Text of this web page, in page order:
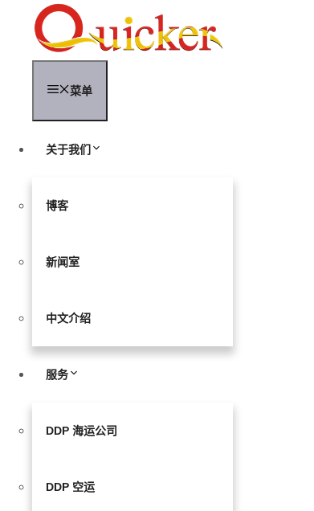
菜单
关于我们
博客
新闻室
中文介绍
服务
DDP 海运公司
DDP 空运